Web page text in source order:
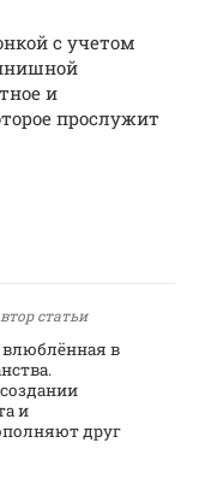
с учетом
и
прослужит
статьи
влюблённая в
и
друг